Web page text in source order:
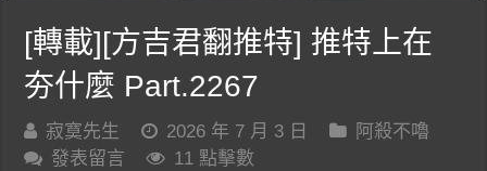
[轉載][方吉君翻推特] 推特上在
夯什麼 Part.2267
寂寞先生 2026 年 7 月 3 日
阿殺不嚕
發表留言
11 點擊數